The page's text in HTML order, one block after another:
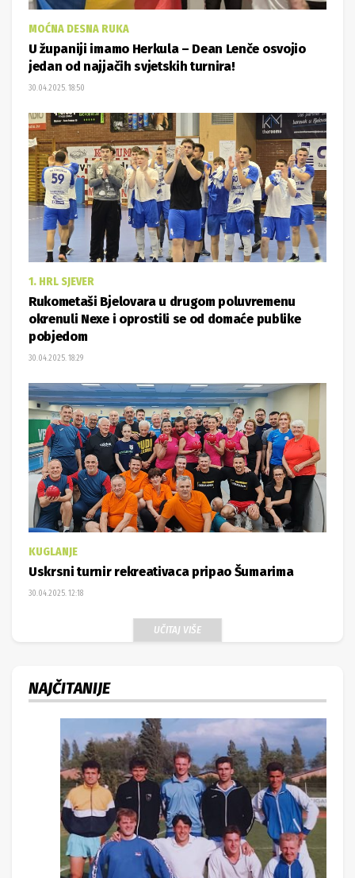
MOĆNA DESNA RUKA
U županiji imamo Herkula – Dean Lenče osvojio
jedan od najjačih svjetskih turnira!
30.04.2025. 18:50
1. HRL SJEVER
Rukometaši Bjelovara u drugom poluvremenu
okrenuli Nexe i oprostili se od domaće publike
pobjedom
30.04.2025. 18:29
KUGLANJE
Uskrsni turnir rekreativaca pripao Šumarima
30.04.2025. 12:18
UČITAJ VIŠE
NAJČITANIJE